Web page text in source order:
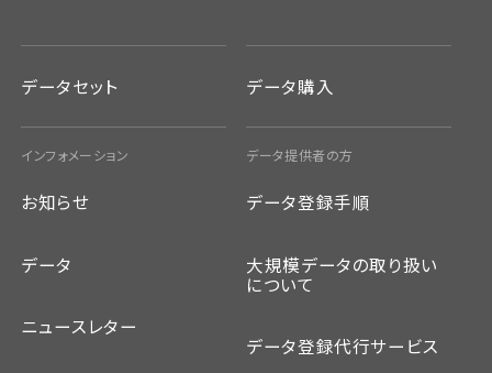
データセット
インフォメーション
お知らせ
データ
ニュースレター
データ購入
データ提供者の方
データ登録手順
大規模データの取り扱い
について
データ登録代行サービス